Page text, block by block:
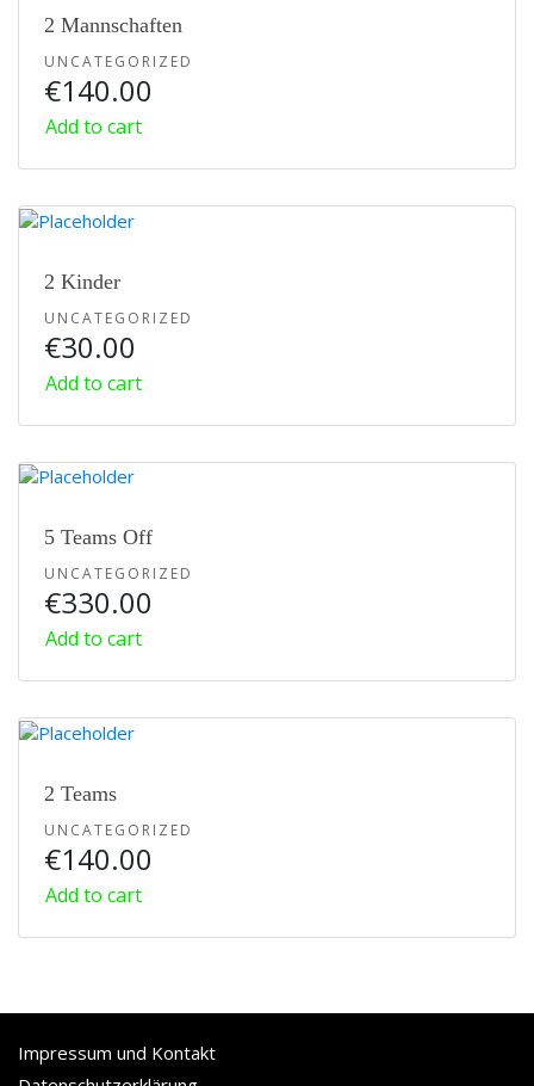
2 Mannschaften
UNCATEGORIZED
€140.00
Add to cart
2 Kinder
UNCATEGORIZED
€30.00
Add to cart
5 Teams Off
UNCATEGORIZED
€330.00
Add to cart
2 Teams
UNCATEGORIZED
€140.00
Add to cart
Impressum und Kontakt